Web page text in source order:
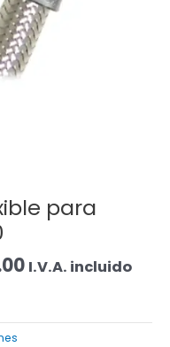
para
I.V.A. incluido